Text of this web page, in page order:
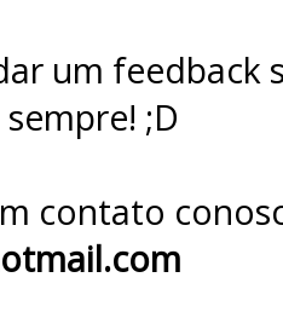
um
;D
contato